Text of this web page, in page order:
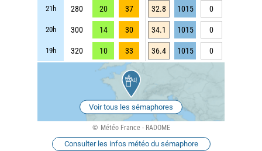
21h 280 20 37 32.8 1015 0
20h 300 14 30 34.1 1015 0
19h 320 10 33 36.4 1015 0
Voir tous les sémaphores
Météo France - RADOME
Consulter les infos météo du sémaphore